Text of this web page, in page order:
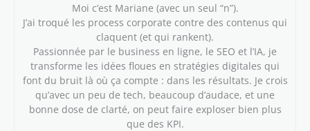
Moi c’est Mariane (avec un seul “n”).
J’ai troqué les process corporate contre des contenus qui
claquent (et qui rankent).
Passionnée par le business en ligne, le SEO et l’IA, je
transforme les idées floues en stratégies digitales qui
font du bruit là où ça compte : dans les résultats. Je crois
qu’avec un peu de tech, beaucoup d’audace, et une
bonne dose de clarté, on peut faire exploser bien plus
que des KPI.